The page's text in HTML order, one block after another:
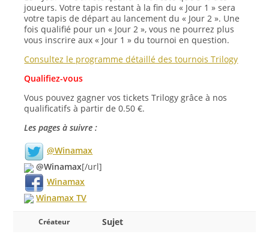
joueurs. Votre tapis restant à la fin du « Jour 1 » sera
votre tapis de départ au lancement du « Jour 2 ». Une
fois qualifié pour un « Jour 2 », vous ne pourrez plus
vous inscrire aux « Jour 1 » du tournoi en question.
Consultez le programme détaillé des tournois Trilogy
Qualifiez-vous
Vous pouvez gagner vos tickets Trilogy grâce à nos
qualificatifs à partir de 0.50 €.
Les pages à suivre :
@Winamax
@Winamax[/url]
Winamax
Winamax TV
Créateur Sujet